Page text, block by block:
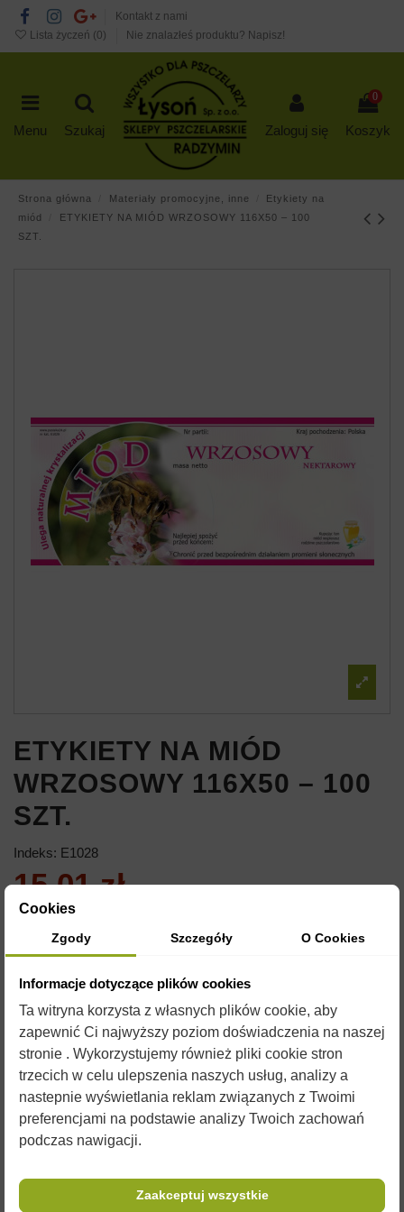
Kontakt z nami
Lista życzeń (0) Nie znalazłeś produktu? Napisz!
Menu Szukaj Zaloguj się
0
Koszyk
Strona główna Materiały promocyjne, inne
Etykiety na
miód
ETYKIETY NA MIÓD WRZOSOWY 116X50 – 100
SZT.
ETYKIETY NA MIÓD
WRZOSOWY 116X50 – 100
SZT.
Indeks: E1028
15,01 zł
Brutto
ETYKIETA SAMOPRZYLEPNA 116X50MM
ZESTAW ZAWIERA 100SZT.
Cookies
Zgody Szczegóły O Cookies
Informacje dotyczące plików cookies
Ta witryna korzysta z własnych plików cookie, aby
zapewnić Ci najwyższy poziom doświadczenia na naszej
stronie . Wykorzystujemy również pliki cookie stron
trzecich w celu ulepszenia naszych usług, analizy a
nastepnie wyświetlania reklam związanych z Twoimi
preferencjami na podstawie analizy Twoich zachowań
podczas nawigacji.
Zaakceptuj wszystkie